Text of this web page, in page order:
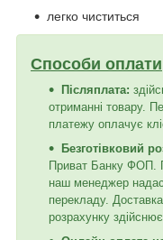
легко чиститься
Способи оплати
Післяплата:
отриманні товару.
платежу оплачує
Безготівковий
Приват Банку ФОП.
наш менеджер
перекладу.
розрахунку